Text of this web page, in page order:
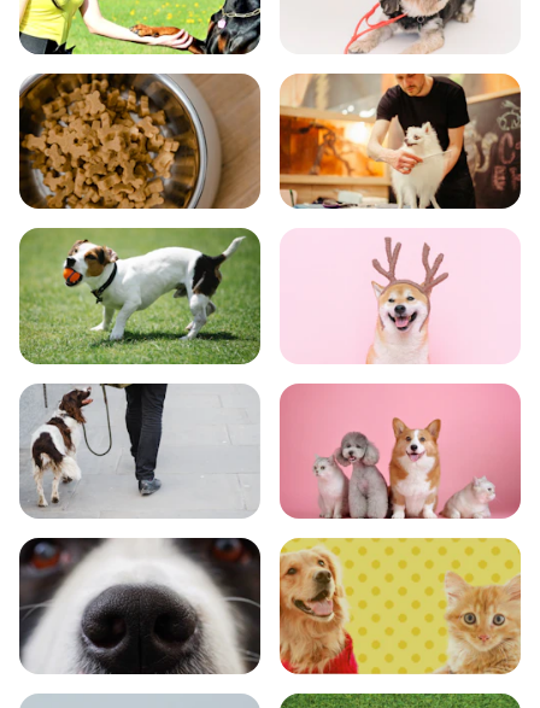
飼い方 健康
食事 お手入れ
トレーニング グッズ
おでかけ 図鑑
エンタメ クイズ